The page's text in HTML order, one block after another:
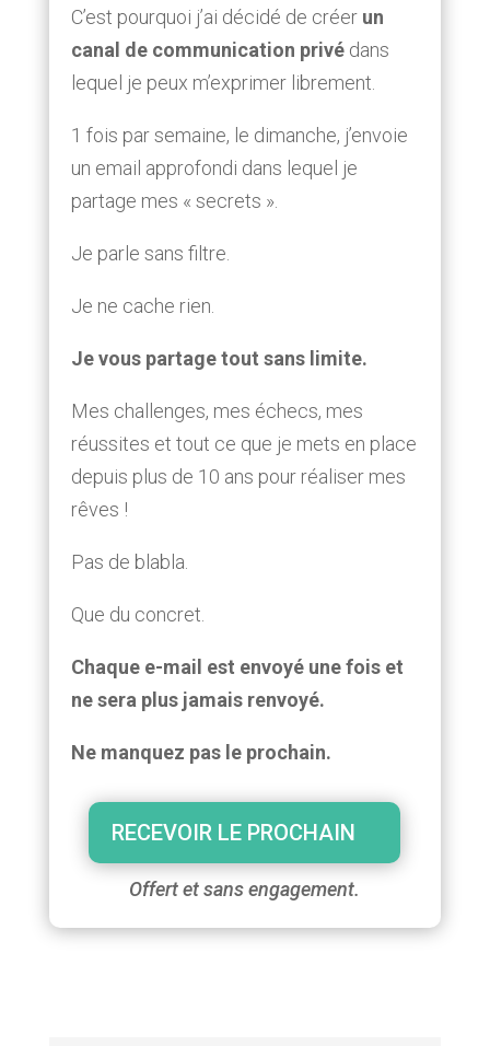
C’est pourquoi j’ai décidé de créer un
canal de communication privé dans
lequel je peux m’exprimer librement.
1 fois par semaine, le dimanche, j’envoie
un email approfondi dans lequel je
partage mes « secrets ».
Je parle sans filtre.
Je ne cache rien.
Je vous partage tout sans limite.
Mes challenges, mes échecs, mes
réussites et tout ce que je mets en place
depuis plus de 10 ans pour réaliser mes
rêves !
Pas de blabla.
Que du concret.
Chaque e-mail est envoyé une fois et
ne sera plus jamais renvoyé.
Ne manquez pas le prochain.
RECEVOIR LE PROCHAIN
Offert et sans engagement.